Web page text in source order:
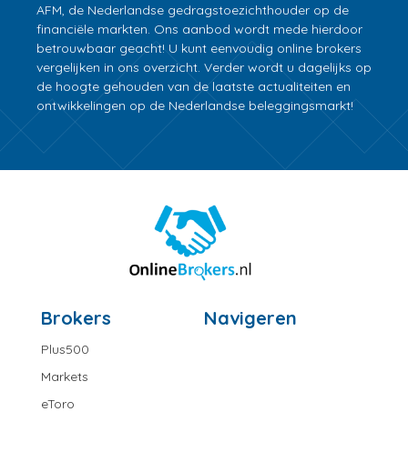
AFM, de Nederlandse gedragstoezichthouder op de
financiële markten. Ons aanbod wordt mede hierdoor
betrouwbaar geacht! U kunt eenvoudig online brokers
vergelijken in ons overzicht. Verder wordt u dagelijks op
de hoogte gehouden van de laatste actualiteiten en
ontwikkelingen op de Nederlandse beleggingsmarkt!
Brokers
Plus500
Markets
eToro
Navigeren